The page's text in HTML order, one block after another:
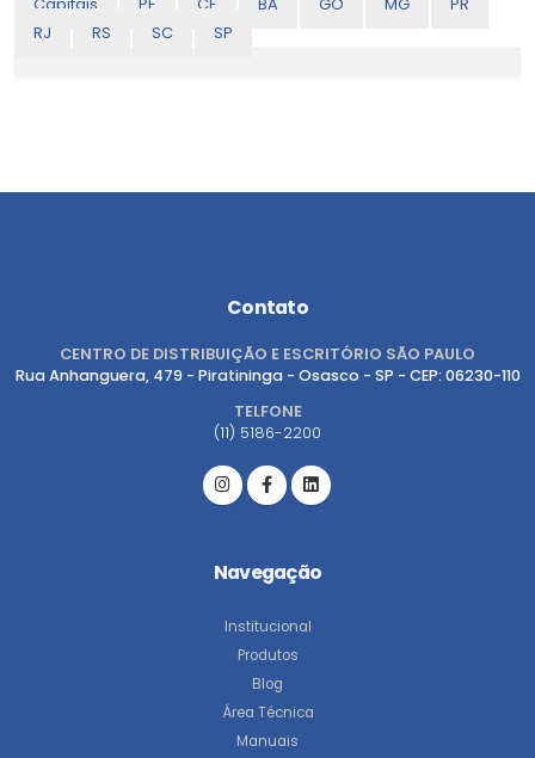
RJ
RS SC SP
Contato
CENTRO DE DISTRIBUIÇÃO E ESCRITÓRIO SÃO PAULO
Rua Anhanguera, 479 - Piratininga - Osasco - SP - CEP: 06230-110
TELFONE
(11) 5186-2200
Navegação
Institucional
Produtos
Blog
Área Técnica
Manuais